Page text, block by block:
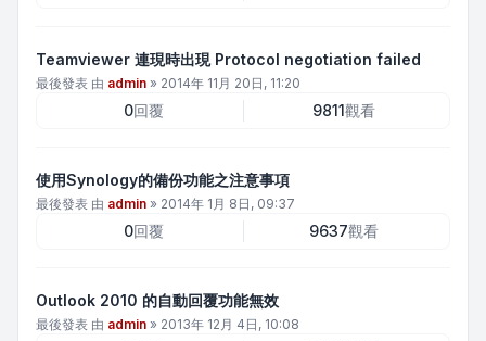
Teamviewer 連現時出現 Protocol negotiation failed
最後發表 由 admin » 2014年 11月 20日, 11:20
0回覆 9811觀看
使用Synology的備份功能之注意事項
最後發表 由 admin » 2014年 1月 8日, 09:37
0回覆 9637觀看
Outlook 2010 的自動回覆功能無效
最後發表 由 admin » 2013年 12月 4日, 10:08